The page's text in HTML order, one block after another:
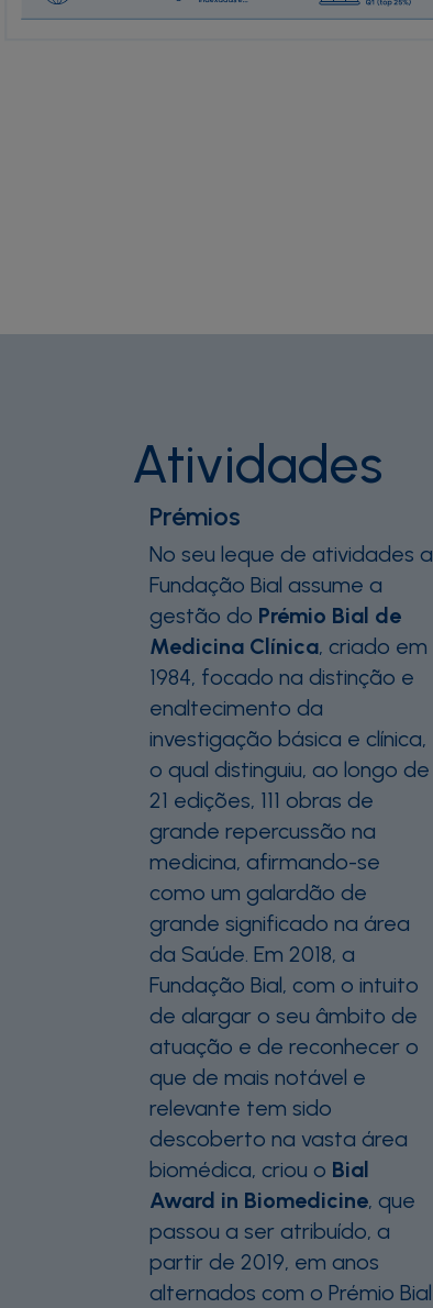
Atividades
Prémios
No seu leque de atividades a
Fundação Bial assume a
gestão do Prémio Bial de
Medicina Clínica, criado em
1984, focado na distinção e
enaltecimento da
investigação básica e clínica,
o qual distinguiu, ao longo de
21 edições, 111 obras de
grande repercussão na
medicina, afirmando-se
como um galardão de
grande significado na área
da Saúde. Em 2018, a
Fundação Bial, com o intuito
de alargar o seu âmbito de
atuação e de reconhecer o
que de mais notável e
relevante tem sido
descoberto na vasta área
biomédica, criou o Bial
Award in Biomedicine, que
passou a ser atribuído, a
partir de 2019, em anos
alternados com o Prémio Bial